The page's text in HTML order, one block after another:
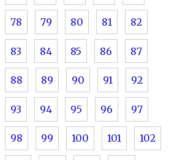
78 79 80 81 82
83 84 85 86 87
88 89 90 91 92
93 94 95 96 97
98 99 100 101 102